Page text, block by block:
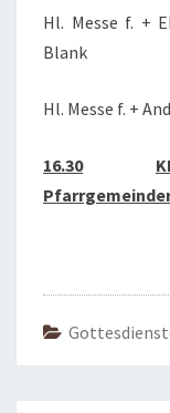
Hl. Messe f. +
Blank
Hl. Messe f. +
16.30